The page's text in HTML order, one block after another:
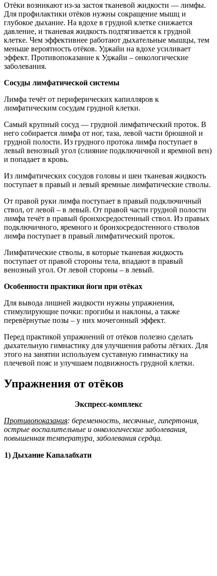
Отёки возникают из-за застоя тканевой жидкости — лимфы.
Для профилактики отёков нужны сокращение мышц и
глубокое дыхание. На вдохе в грудной клетке снижается
давление, и тканевая жидкость подтягивается к грудной
клетке. Чем эффективнее работают дыхательные мышцы, тем
меньше вероятность отёков. Уджайи на вдохе усиливает
эффект. Противопоказание к Уджайи – онкологические
заболевания.
Сосуды лимфатической системы
Лимфа течёт от периферических капилляров к
лимфатическим сосудам грудной клетки.
Самый крупный сосуд — грудной лимфатический проток. В
него собирается лимфа от ног, таза, левой части брюшной и
грудной полости. Из грудного протока лимфа поступает в
левый венозный угол (слияние подключичной и яремной вен)
и попадает в кровь.
Из лимфатических сосудов головы и шеи тканевая жидкость
поступает в правый и левый яремные лимфатические стволы.
От правой руки лимфа поступает в правый подключичный
ствол, от левой – в левый. От правой части грудной полости
лимфа течёт в правый бронхосредостенный ствол. Из правых
подключичного, яремного и бронхосредостенного стволов
лимфа поступает в правый лимфатический проток.
Лимфатические стволы, в которые тканевая жидкость
поступает от правой стороны тела, впадают в правый
венозный угол. От левой стороны – в левый.
Особенности практики йоги при отёках
Для вывода лишней жидкости нужны упражнения,
стимулирующие почки: прогибы и наклоны, а также
перевёрнутые позы – у них мочегонный эффект.
Перед практикой упражнений от отёков полезно сделать
дыхательную гимнастику для улучшения работы лёгких. Для
этого на занятии используем суставную гимнастику на
плечевой пояс и улучшаем подвижность грудной клетки.
Упражнения от отёков
Экспресс-комплекс
Противопоказания: беременность, месячные, гипертония,
острые воспалительные и онкологические заболевания,
повышенная температура, заболевания сердца.
1) Дыхание Капалабхати